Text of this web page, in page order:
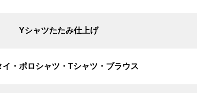
Yシャツたたみ仕上げ
イ・ポロシャツ・Tシャツ・ブラウス